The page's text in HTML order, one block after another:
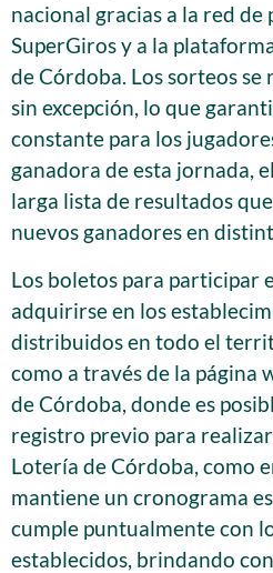
nacional gracias a la red de
SuperGiros y a la
de Córdoba. Los sorteos se
sin excepción, lo que
constante para los
ganadora de esta jornada,
larga lista de resultados
nuevos ganadores en
Los boletos para participar
adquirirse en los
distribuidos en todo el
como a través de la página
de Córdoba, donde es
registro previo para
Lotería de Córdoba, como
mantiene un cronograma
cumple puntualmente con
establecidos, brindando